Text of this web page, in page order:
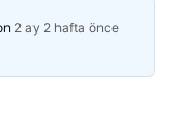
2 ay 2 hafta önce